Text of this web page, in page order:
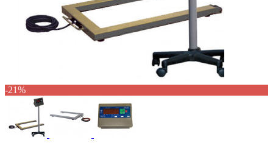
-21%